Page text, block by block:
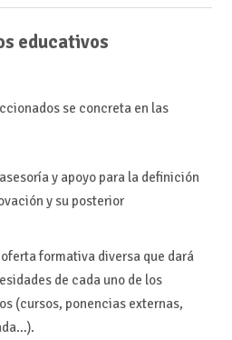
educativos
se concreta en las
y apoyo para la definición
y su posterior
formativa diversa que dará
de cada uno de los
(cursos, ponencias externas,